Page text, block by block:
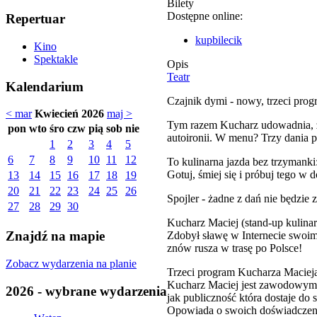
Repertuar
Kino
Spektakle
Kalendarium
< mar Kwiecień 2026 maj >
pon wto śro czw pią sob nie
1
2 3 4
5
6
7 8 9 10 11
12
13
14 15 16 17 18
19
20
21 22 23 24 25
26
27
28 29 30
Znajdź na mapie
Zobacz wydarzenia na planie
2026 - wybrane wydarzenia
Bilety
Dostępne online:
kupbilecik
Opis
Teatr
Czajnik dymi - nowy, trzeci
Tym razem Kucharz
autoironii. W menu? Trzy dania
To kulinarna jazda bez
Gotuj, śmiej się i próbuj tego w
Spojler - żadne z dań nie będzie
Kucharz Maciej (stand-up
Zdobył sławę w Internecie
znów rusza w trasę po Polsce!
Trzeci program Kucharza
Kucharz Maciej jest
jak publiczność która dostaje do
Opowiada o swoich